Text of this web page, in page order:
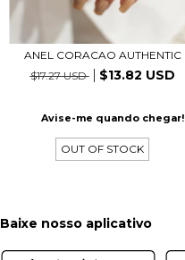
ANEL CORACAO AUTHENTIC
$17.27 USD
$13.82 USD
Avise-me quando chegar!
OUT OF STOCK
Baixe nosso aplicativo